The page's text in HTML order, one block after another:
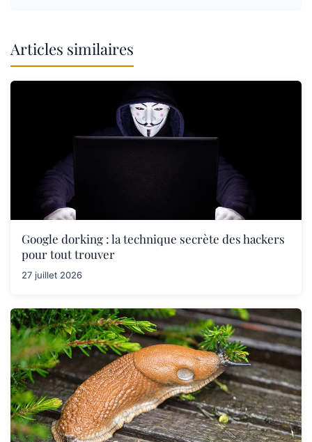
Articles similaires
Google dorking : la technique secrète des hackers
pour tout trouver
27 juillet 2026